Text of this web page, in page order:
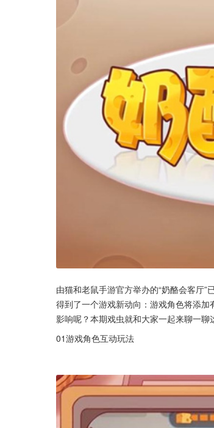
由猫和老鼠手游官方举办的“奶酪会客厅
得到了一个游戏新动向：游戏角色将添
影响呢？本期戏虫就和大家一起来聊一聊
01游戏角色互动玩法